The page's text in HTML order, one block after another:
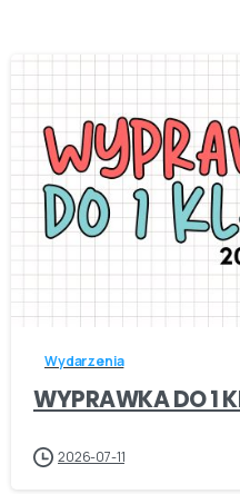
Wydarzenia
WYPRAWKA DO 1
2026-07-11